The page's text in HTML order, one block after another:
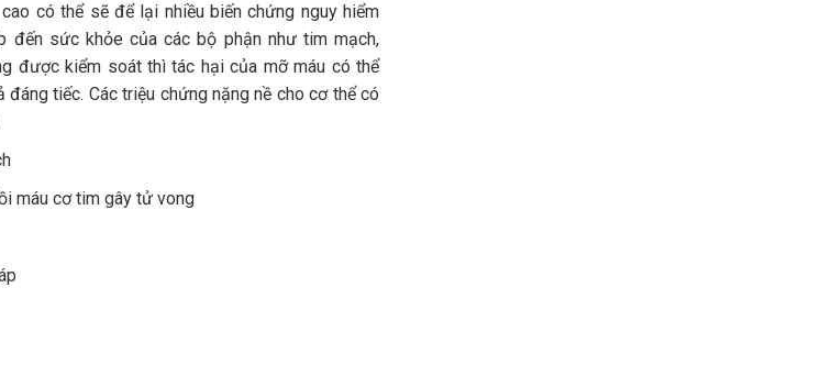
có thể sẽ để lại nhiều biến chứng nguy hiểm
đến sức khỏe của các bộ phận như tim mạch,
được kiểm soát thì tác hại của mỡ máu có thể
đáng tiếc. Các triệu chứng nặng nề cho cơ thể có
máu cơ tim gây tử vong